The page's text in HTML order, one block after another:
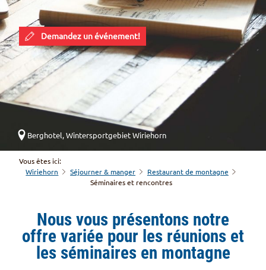
Berghotel, Wintersportgebiet Wiriehorn
Demandez un événement!
Vous êtes ici:
Wiriehorn
Séjourner & manger
Restaurant de montagne
Séminaires et rencontres
Nous vous présentons notre
offre variée pour les réunions et
les séminaires en montagne